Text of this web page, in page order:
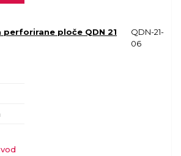
perforirane ploče QDN 21
QDN-21-
06